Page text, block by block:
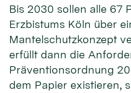
Bis 2030 sollen alle 67
Erzbistums Köln über
Mantelschutzkonzept
erfüllt dann die
Präventionsordnung
dem Papier existieren,